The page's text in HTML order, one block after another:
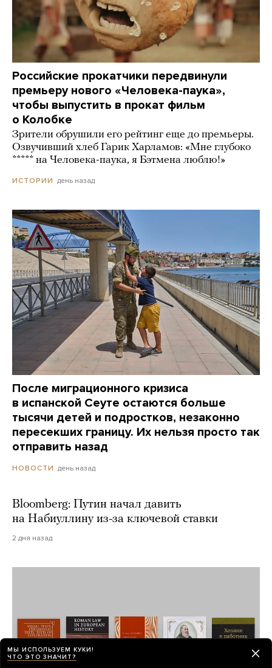
Российские прокатчики передвинули
премьеру нового «Человека-паука»,
чтобы выпустить в прокат фильм
о Колобке
Зрители обрушили его рейтинг еще до премьеры.
Озвучивший хлеб Гарик Харламов: «Мне глубоко
***** на Человека-паука, я Бэтмена люблю!»
ИСТОРИИ день назад
После миграционного кризиса
в испанской Сеуте остаются больше
тысячи детей и подростков, незаконно
пересекших границу. Их нельзя просто так
отправить назад
НОВОСТИ день назад
Bloomberg: Путин начал давить
на Набиуллину из-за ключевой ставки
2 дня назад
МЫ ИСПОЛЬЗУЕМ КУКИ!
ЧТО ЭТО ЗНАЧИТ?